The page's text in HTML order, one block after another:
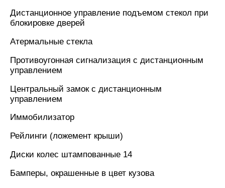
Дистанционное управление подъемом стекол при
блокировке дверей
Атермальные стекла
Противоугонная сигнализация с дистанционным
управлением
Центральный замок с дистанционным
управлением
Иммобилизатор
Рейлинги (ложемент крыши)
Диски колес штампованные 14
Бамперы, окрашенные в цвет кузова